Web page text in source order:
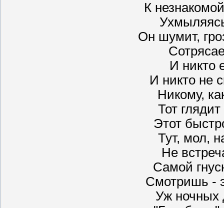
К
Он шумит,
И никто
И никто не
Никому,
Тот
Этот
Тут, мол,
Не
Самой
Смотришь -
Уж ночных